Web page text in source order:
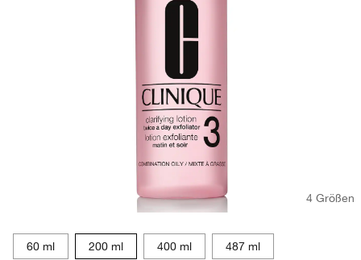
4 Größen
60 ml 200 ml 400 ml 487 ml